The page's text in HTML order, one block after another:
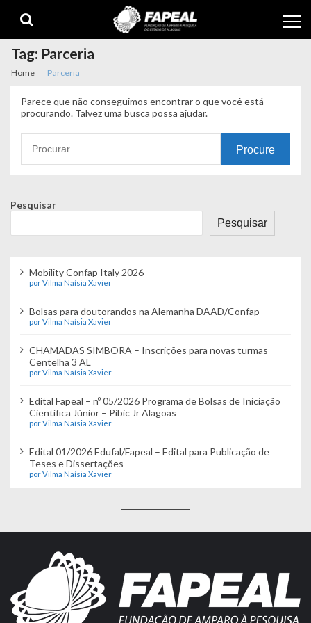
navigation
content
Tag: Parceria
Home Parceria
Parece que não conseguimos encontrar o que você está
procurando. Talvez uma busca possa ajudar.
por:
Pesquisar
Pesquisar
Mobility Confap Italy 2026
por Vilma Naísia Xavier
Bolsas para doutorandos na Alemanha DAAD/Confap
por Vilma Naísia Xavier
CHAMADAS SIMBORA – Inscrições para novas turmas
Centelha 3 AL
por Vilma Naísia Xavier
Edital Fapeal – nº 05/2026 Programa de Bolsas de Iniciação
Científica Júnior – Pibic Jr Alagoas
por Vilma Naísia Xavier
Edital 01/2026 Edufal/Fapeal – Edital para Publicação de
Teses e Dissertações
por Vilma Naísia Xavier